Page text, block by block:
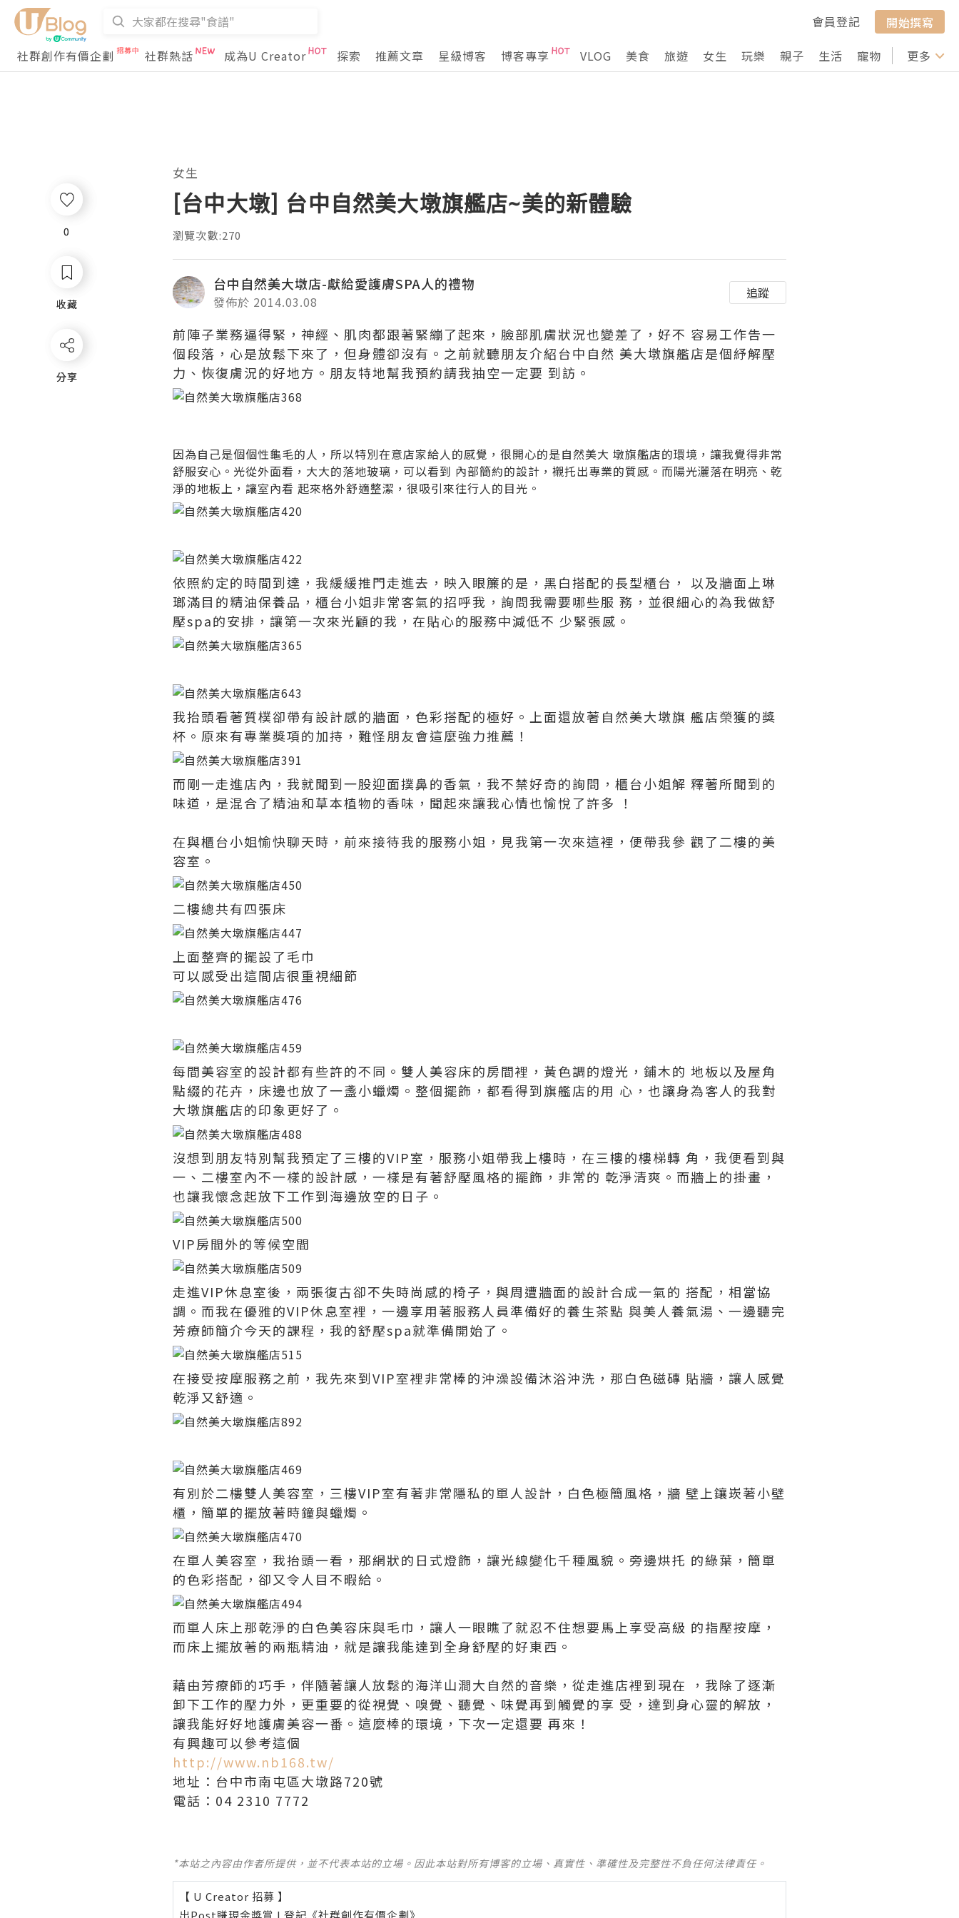
會員登記
開始撰寫
社群創作有價企劃
社群熱話 成為U Creator 探索 推薦文章 星級博客 博客專享 VLOG 美食 旅遊 女生 玩樂 親子 生活 寵物 行山 打卡
更多
0
收藏
分享
女生
[台中大墩] 台中自然美大墩旗艦店~美的新體驗
瀏覽次數:270
台中自然美大墩店-獻給愛護膚SPA人的禮物
發佈於 2014.03.08
追蹤
前陣子業務逼得緊，神經、肌肉都跟著緊繃了起來，臉部肌膚狀況也變差了，好不 容易工作告一
個段落，心是放鬆下來了，但身體卻沒有。之前就聽朋友介紹台中自然 美大墩旗艦店是個紓解壓
力、恢復膚況的好地方。朋友特地幫我預約請我抽空一定要 到訪。
因為自己是個個性龜毛的人，所以特別在意店家給人的感覺，很開心的是自然美大 墩旗艦店的環境，讓我覺得非常
舒服安心。光從外面看，大大的落地玻璃，可以看到 內部簡約的設計，襯托出專業的質感。而陽光灑落在明亮、乾
淨的地板上，讓室內看 起來格外舒適整潔，很吸引來往行人的目光。
依照約定的時間到達，我緩緩推門走進去，映入眼簾的是，黑白搭配的長型櫃台， 以及牆面上琳
瑯滿目的精油保養品，櫃台小姐非常客氣的招呼我，詢問我需要哪些服 務，並很細心的為我做舒
壓spa的安排，讓第一次來光顧的我，在貼心的服務中減低不 少緊張感。
我抬頭看著質樸卻帶有設計感的牆面，色彩搭配的極好。上面還放著自然美大墩旗 艦店榮獲的獎
杯。原來有專業獎項的加持，難怪朋友會這麼強力推薦！
而剛一走進店內，我就聞到一股迎面撲鼻的香氣，我不禁好奇的詢問，櫃台小姐解 釋著所聞到的
味道，是混合了精油和草本植物的香味，聞起來讓我心情也愉悅了許多 ！
在與櫃台小姐愉快聊天時，前來接待我的服務小姐，見我第一次來這裡，便帶我參 觀了二樓的美
容室。
二樓總共有四張床
上面整齊的擺設了毛巾
可以感受出這間店很重視細節
每間美容室的設計都有些許的不同。雙人美容床的房間裡，黃色調的燈光，鋪木的 地板以及屋角
點綴的花卉，床邊也放了一盞小蠟燭。整個擺飾，都看得到旗艦店的用 心，也讓身為客人的我對
大墩旗艦店的印象更好了。
沒想到朋友特別幫我預定了三樓的VIP室，服務小姐帶我上樓時，在三樓的樓梯轉 角，我便看到與
一、二樓室內不一樣的設計感，一樣是有著舒壓風格的擺飾，非常的 乾淨清爽。而牆上的掛畫，
也讓我懷念起放下工作到海邊放空的日子。
VIP房間外的等候空間
走進VIP休息室後，兩張復古卻不失時尚感的椅子，與周遭牆面的設計合成一氣的 搭配，相當協
調。而我在優雅的VIP休息室裡，一邊享用著服務人員準備好的養生茶點 與美人養氣湯、一邊聽完
芳療師簡介今天的課程，我的舒壓spa就準備開始了。
在接受按摩服務之前，我先來到VIP室裡非常棒的沖澡設備沐浴沖洗，那白色磁磚 貼牆，讓人感覺
乾淨又舒適。
有別於二樓雙人美容室，三樓VIP室有著非常隱私的單人設計，白色極簡風格，牆 壁上鑲崁著小壁
櫃，簡單的擺放著時鐘與蠟燭。
在單人美容室，我抬頭一看，那網狀的日式燈飾，讓光線變化千種風貌。旁邊烘托 的綠葉，簡單
的色彩搭配，卻又令人目不暇給。
而單人床上那乾淨的白色美容床與毛巾，讓人一眼瞧了就忍不住想要馬上享受高級 的指壓按摩，
而床上擺放著的兩瓶精油，就是讓我能達到全身舒壓的好東西。
藉由芳療師的巧手，伴隨著讓人放鬆的海洋山澗大自然的音樂，從走進店裡到現在 ，我除了逐漸
卸下工作的壓力外，更重要的從視覺、嗅覺、聽覺、味覺再到觸覺的享 受，達到身心靈的解放，
讓我能好好地護膚美容一番。這麼棒的環境，下次一定還要 再來！
有興趣可以參考這個
http://www.nb168.tw/
地址：台中市南屯區大墩路720號
電話：04 2310 7772
*本站之內容由作者所提供，並不代表本站的立場。因此本站對所有博客的立場、真實性、準確性及完整性不負任何法律責任。
【 U Creator 招募 】
出Post賺現金獎賞 l 登記《社群創作有價企劃》
0
收藏
分享